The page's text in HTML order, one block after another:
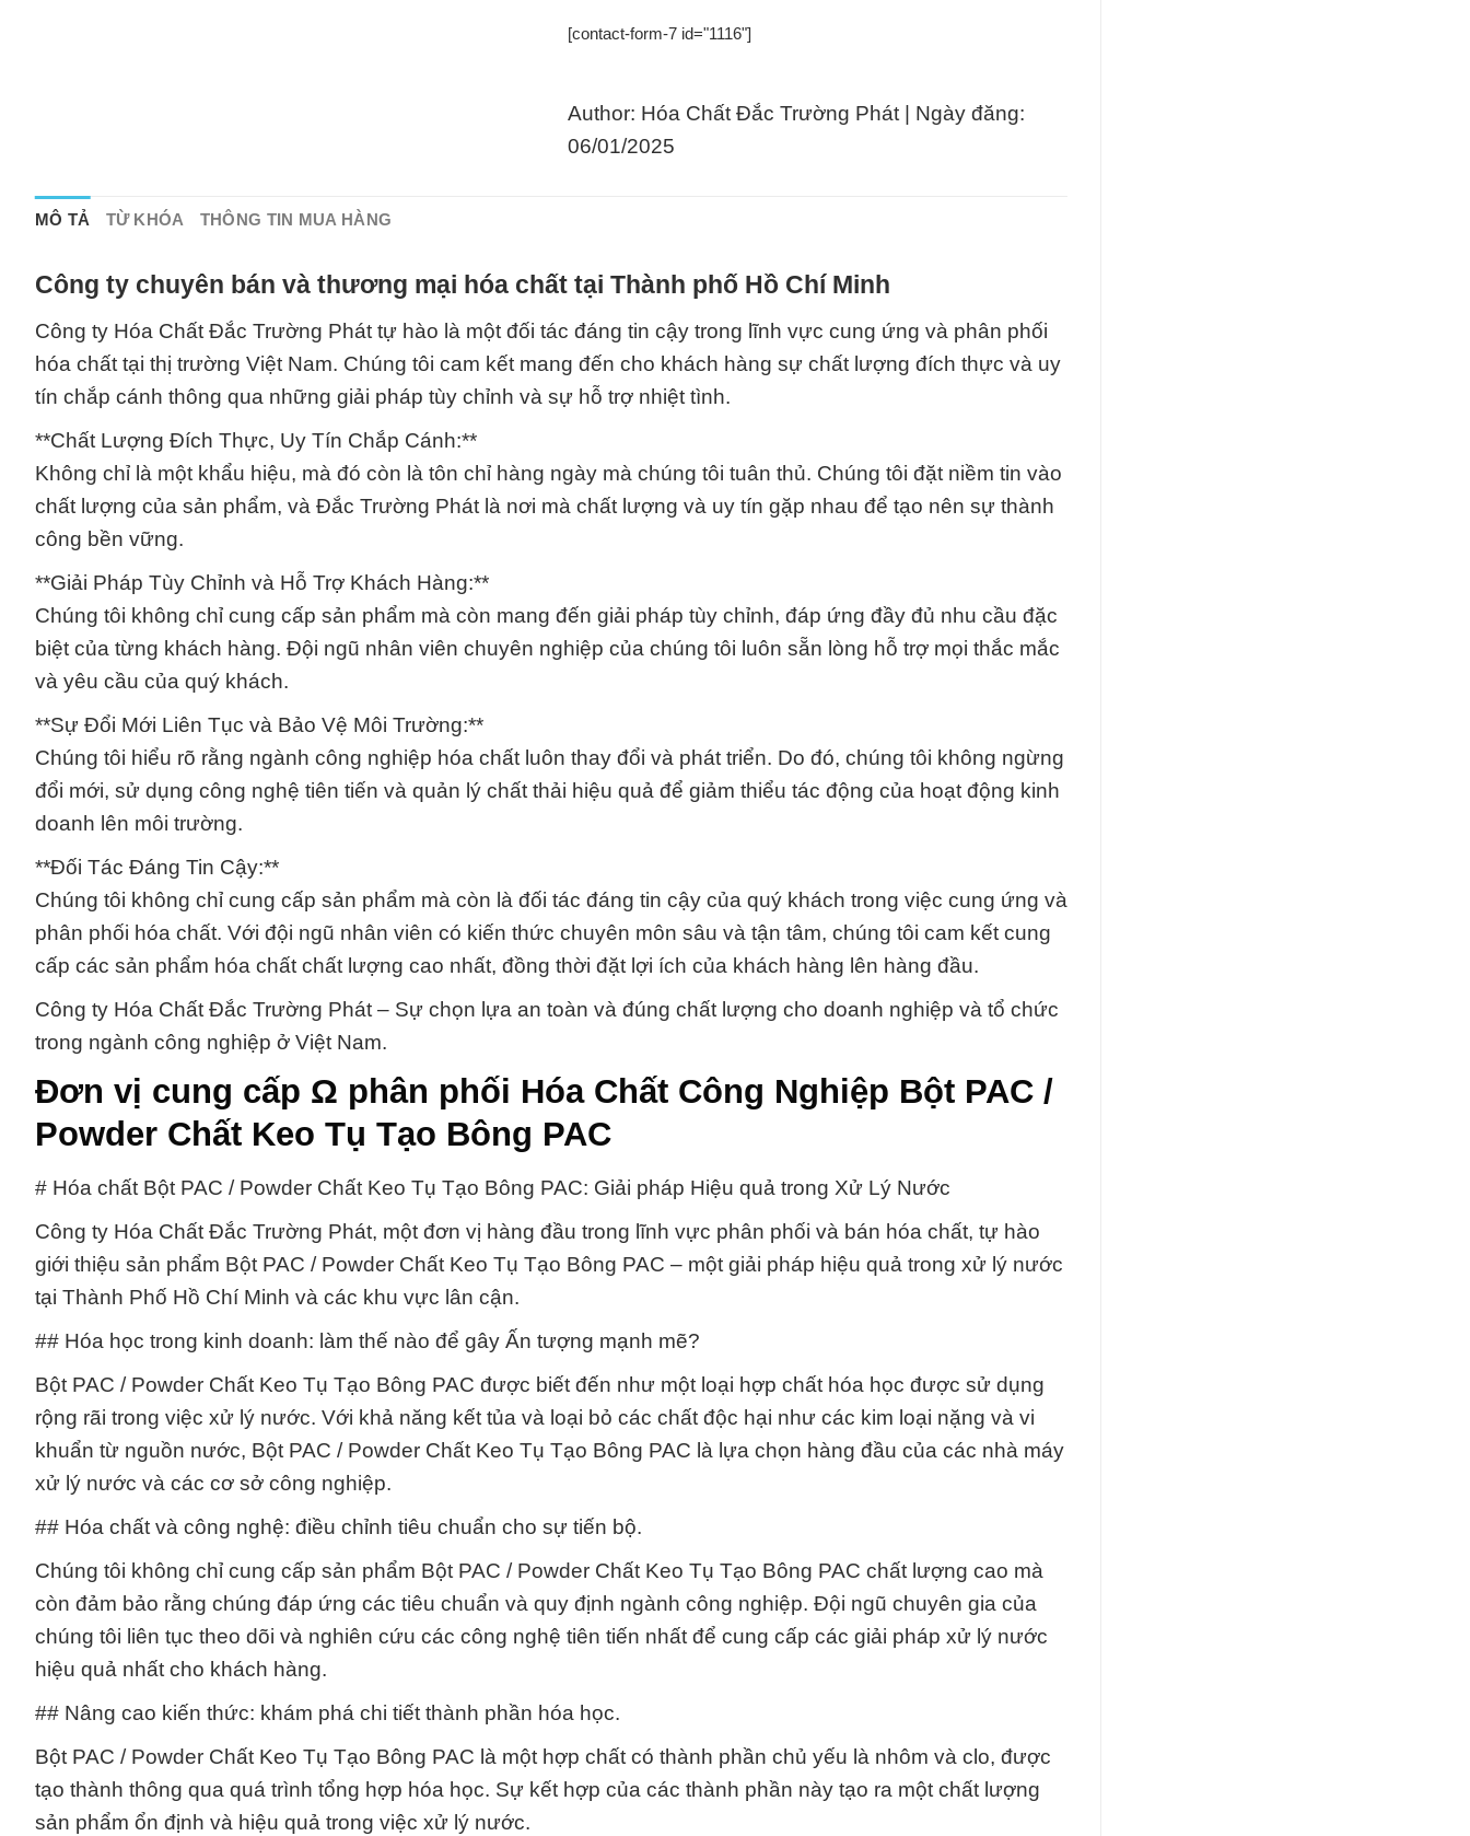
[contact-form-7 id="1116"]
Author: Hóa Chất Đắc Trường Phát | Ngày đăng:
06/01/2025
MÔ TẢ TỪ KHÓA THÔNG TIN MUA HÀNG
Công ty chuyên bán và thương mại hóa chất tại Thành phố Hồ Chí Minh
Công ty Hóa Chất Đắc Trường Phát tự hào là một đối tác đáng tin cậy trong lĩnh vực cung ứng và phân phối
hóa chất tại thị trường Việt Nam. Chúng tôi cam kết mang đến cho khách hàng sự chất lượng đích thực và uy
tín chắp cánh thông qua những giải pháp tùy chỉnh và sự hỗ trợ nhiệt tình.
**Chất Lượng Đích Thực, Uy Tín Chắp Cánh:**
Không chỉ là một khẩu hiệu, mà đó còn là tôn chỉ hàng ngày mà chúng tôi tuân thủ. Chúng tôi đặt niềm tin vào
chất lượng của sản phẩm, và Đắc Trường Phát là nơi mà chất lượng và uy tín gặp nhau để tạo nên sự thành
công bền vững.
**Giải Pháp Tùy Chỉnh và Hỗ Trợ Khách Hàng:**
Chúng tôi không chỉ cung cấp sản phẩm mà còn mang đến giải pháp tùy chỉnh, đáp ứng đầy đủ nhu cầu đặc
biệt của từng khách hàng. Đội ngũ nhân viên chuyên nghiệp của chúng tôi luôn sẵn lòng hỗ trợ mọi thắc mắc
và yêu cầu của quý khách.
**Sự Đổi Mới Liên Tục và Bảo Vệ Môi Trường:**
Chúng tôi hiểu rõ rằng ngành công nghiệp hóa chất luôn thay đổi và phát triển. Do đó, chúng tôi không ngừng
đổi mới, sử dụng công nghệ tiên tiến và quản lý chất thải hiệu quả để giảm thiểu tác động của hoạt động kinh
doanh lên môi trường.
**Đối Tác Đáng Tin Cậy:**
Chúng tôi không chỉ cung cấp sản phẩm mà còn là đối tác đáng tin cậy của quý khách trong việc cung ứng và
phân phối hóa chất. Với đội ngũ nhân viên có kiến thức chuyên môn sâu và tận tâm, chúng tôi cam kết cung
cấp các sản phẩm hóa chất chất lượng cao nhất, đồng thời đặt lợi ích của khách hàng lên hàng đầu.
Công ty Hóa Chất Đắc Trường Phát – Sự chọn lựa an toàn và đúng chất lượng cho doanh nghiệp và tổ chức
trong ngành công nghiệp ở Việt Nam.
Đơn vị cung cấp Ω phân phối Hóa Chất Công Nghiệp Bột PAC /
Powder Chất Keo Tụ Tạo Bông PAC
# Hóa chất Bột PAC / Powder Chất Keo Tụ Tạo Bông PAC: Giải pháp Hiệu quả trong Xử Lý Nước
Công ty Hóa Chất Đắc Trường Phát, một đơn vị hàng đầu trong lĩnh vực phân phối và bán hóa chất, tự hào
giới thiệu sản phẩm Bột PAC / Powder Chất Keo Tụ Tạo Bông PAC – một giải pháp hiệu quả trong xử lý nước
tại Thành Phố Hồ Chí Minh và các khu vực lân cận.
## Hóa học trong kinh doanh: làm thế nào để gây Ấn tượng mạnh mẽ?
Bột PAC / Powder Chất Keo Tụ Tạo Bông PAC được biết đến như một loại hợp chất hóa học được sử dụng
rộng rãi trong việc xử lý nước. Với khả năng kết tủa và loại bỏ các chất độc hại như các kim loại nặng và vi
khuẩn từ nguồn nước, Bột PAC / Powder Chất Keo Tụ Tạo Bông PAC là lựa chọn hàng đầu của các nhà máy
xử lý nước và các cơ sở công nghiệp.
## Hóa chất và công nghệ: điều chỉnh tiêu chuẩn cho sự tiến bộ.
Chúng tôi không chỉ cung cấp sản phẩm Bột PAC / Powder Chất Keo Tụ Tạo Bông PAC chất lượng cao mà
còn đảm bảo rằng chúng đáp ứng các tiêu chuẩn và quy định ngành công nghiệp. Đội ngũ chuyên gia của
chúng tôi liên tục theo dõi và nghiên cứu các công nghệ tiên tiến nhất để cung cấp các giải pháp xử lý nước
hiệu quả nhất cho khách hàng.
## Nâng cao kiến thức: khám phá chi tiết thành phần hóa học.
Bột PAC / Powder Chất Keo Tụ Tạo Bông PAC là một hợp chất có thành phần chủ yếu là nhôm và clo, được
tạo thành thông qua quá trình tổng hợp hóa học. Sự kết hợp của các thành phần này tạo ra một chất lượng
sản phẩm ổn định và hiệu quả trong việc xử lý nước.